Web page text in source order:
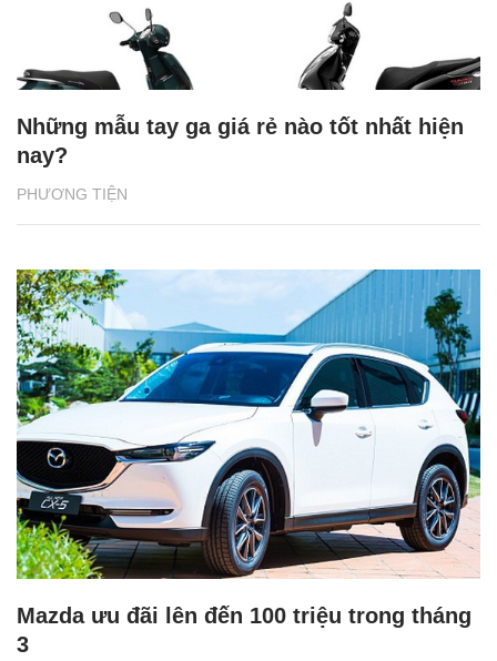
PHƯƠNG TIỆN
Những mẫu tay ga giá rẻ nào tốt nhất hiện
nay?
Mazda ưu đãi lên đến 100 triệu trong tháng
3